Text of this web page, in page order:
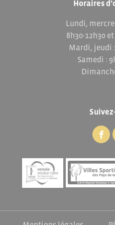
Horaires
Lundi,
8h30-12h30
Mardi, jeudi
Samedi :